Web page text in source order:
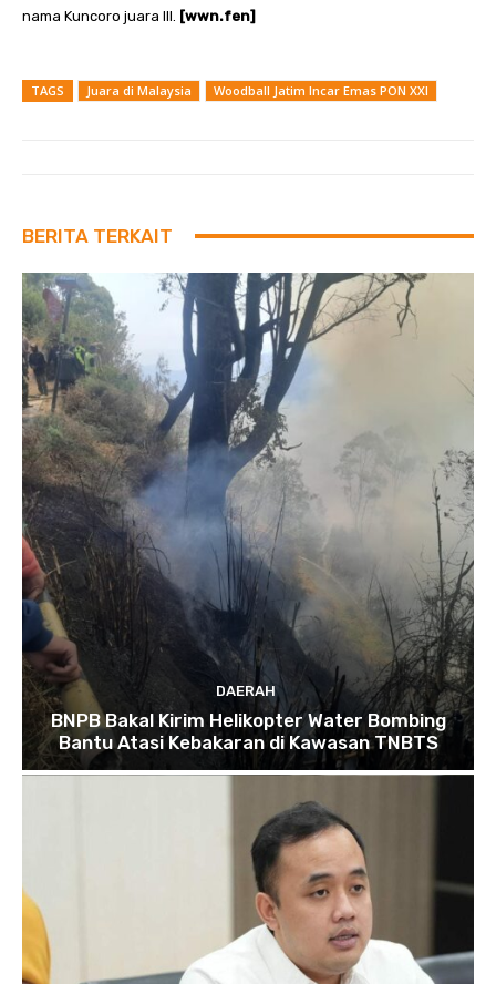
nama Kuncoro juara III.
[wwn.fen]
TAGS Juara di Malaysia Woodball Jatim Incar Emas PON XXI
BERITA TERKAIT
DAERAH
BNPB Bakal Kirim Helikopter Water Bombing
Bantu Atasi Kebakaran di Kawasan TNBTS